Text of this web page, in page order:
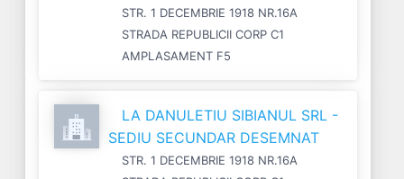
STR. 1 DECEMBRIE 1918 NR.16A
STRADA REPUBLICII CORP C1
AMPLASAMENT F5
LA DANULETIU SIBIANUL SRL -
SEDIU SECUNDAR DESEMNAT
STR. 1 DECEMBRIE 1918 NR.16A